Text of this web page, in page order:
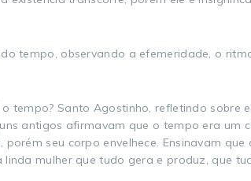
tempo, observando a efemeridade, o
tempo? Santo Agostinho, refletindo sobre
antigos afirmavam que o tempo era um
seu corpo envelhece. Ensinavam
mulher que tudo gera e produz, que